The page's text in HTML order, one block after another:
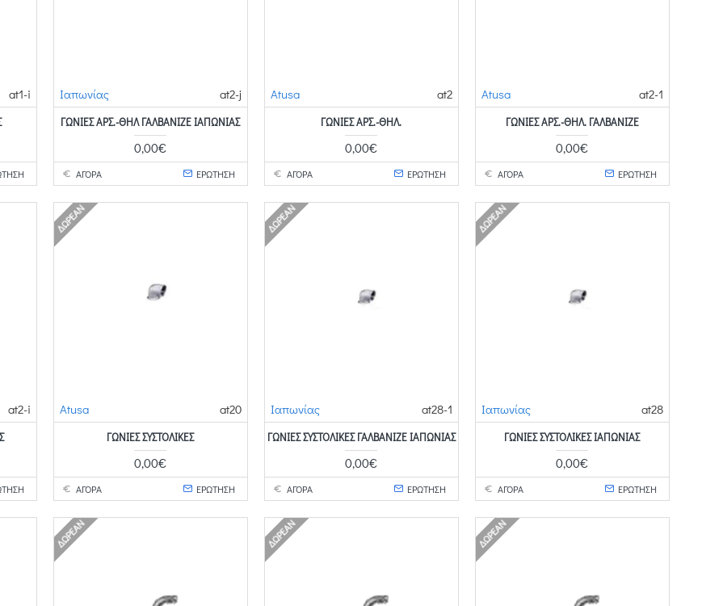
at1-i Ιαπωνίας at2-j
ΓΩΝΊΕΣ ΑΡΣ.-ΘΗΛ ΓΑΛΒΑΝΙΖΈ ΙΑΠΩΝΊΑΣ
0,00€
ΑΓΟΡΑ ΕΡΩΤΗΣΗ
Atusa at2
ΓΩΝΊΕΣ ΑΡΣ.-ΘΗΛ.
0,00€
ΑΓΟΡΑ ΕΡΩΤΗΣΗ
Atusa at2-1
ΓΩΝΊΕΣ ΑΡΣ.-ΘΗΛ. ΓΑΛΒΑΝΙΖΈ
0,00€
ΑΓΟΡΑ ΕΡΩΤΗΣΗ
at2-i
ΔΩΡΕΆΝ
Atusa at20
ΓΩΝΊΕΣ ΣΥΣΤΟΛΙΚΈΣ
0,00€
ΑΓΟΡΑ ΕΡΩΤΗΣΗ
ΔΩΡΕΆΝ
Ιαπωνίας at28-1
ΓΩΝΊΕΣ ΣΥΣΤΟΛΙΚΈΣ ΓΑΛΒΑΝΙΖΈ ΙΑΠΩΝΊΑΣ
0,00€
ΑΓΟΡΑ ΕΡΩΤΗΣΗ
ΔΩΡΕΆΝ
Ιαπωνίας at28
ΓΩΝΊΕΣ ΣΥΣΤΟΛΙΚΈΣ ΙΑΠΩΝΊΑΣ
0,00€
ΑΓΟΡΑ ΕΡΩΤΗΣΗ
ΔΩΡΕΆΝ ΔΩΡΕΆΝ ΔΩΡΕΆΝ